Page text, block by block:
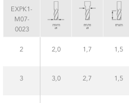
EXPK1-
M07-
0023
2 2,0 1,7 1,5
3 3,0 2,7 1,5